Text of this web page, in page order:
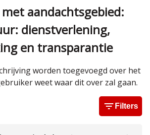
aandachtsgebied:
dienstverlening,
en transparantie
worden toegevoegd over het
weet waar dit over zal gaan.
Filters